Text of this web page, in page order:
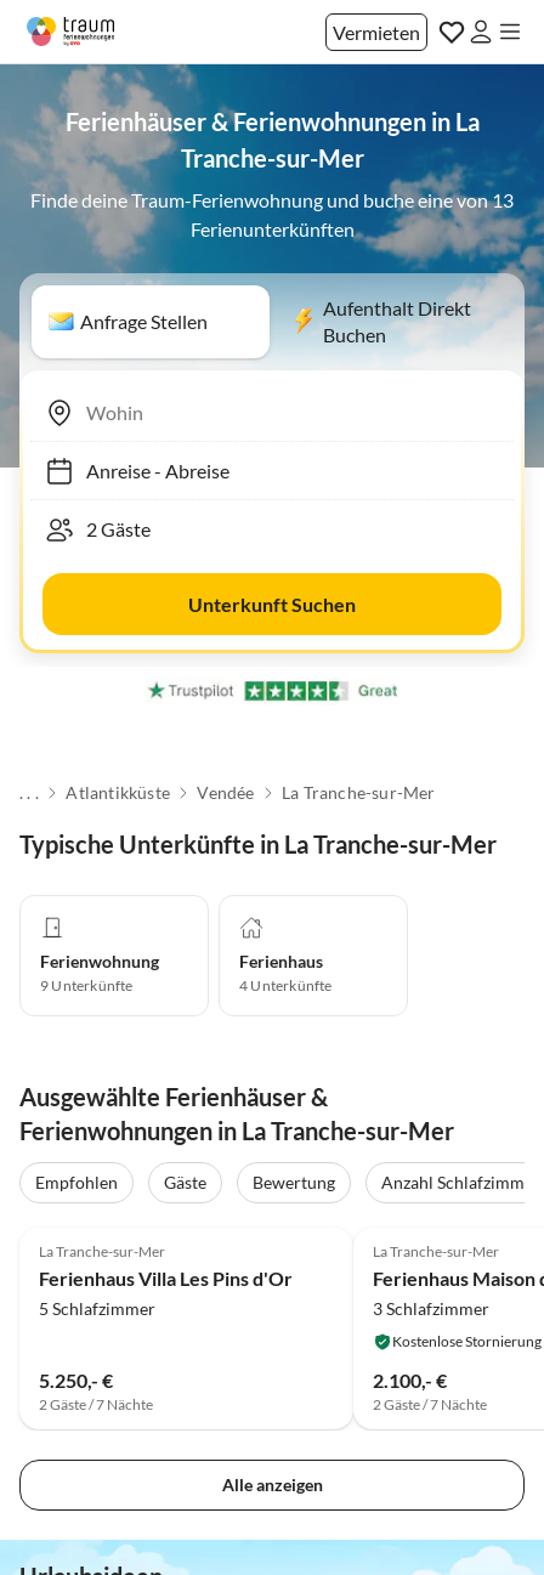
Vermieten
Ferienhäuser & Ferienwohnungen in La
Tranche-sur-Mer
Finde deine Traum-Ferienwohnung und buche eine von 13
Ferienunterkünften
Anfrage Stellen
Aufenthalt Direkt
Buchen
Anreise- Abreise
Unterkunft Suchen
. . . Atlantikküste Vendée La Tranche-sur-Mer
Typische Unterkünfte in La Tranche-sur-Mer
Ferienwohnung
9 Unterkünfte
Ferienhaus
4 Unterkünfte
Ausgewählte Ferienhäuser &
Ferienwohnungen in La Tranche-sur-Mer
Empfohlen Gäste Bewertung Anzahl Schlafzimmer
La Tranche-sur-Mer
Ferienhaus Villa Les Pins d'Or
5 Schlafzimmer
5.250,- €
2 Gäste / 7 Nächte
La Tranche-sur-Mer
3 Schlafzimmer
Kostenlose Stornierung
2.100,- €
2 Gäste / 7 Nächte
Alle anzeigen